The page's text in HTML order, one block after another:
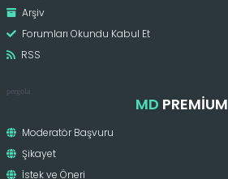
Arşiv
Forumları Okundu Kabul Et
RSS
pergola
MD PREMIUM
Moderatör Başvuru
Şikayet
İstek ve Öneri